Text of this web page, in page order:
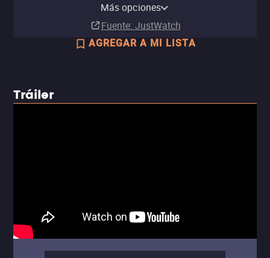
Más opciones
Fuente: JustWatch
AGREGAR A MI LISTA
Tráiler